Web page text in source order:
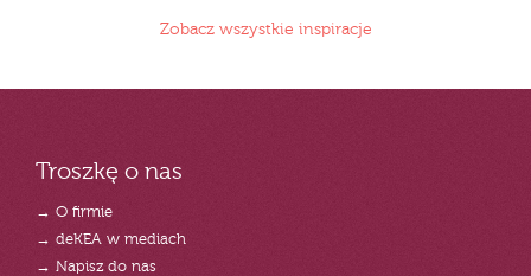
Zobacz wszystkie inspiracje
Troszkę o nas
→ O firmie
→ deKEA w mediach
→ Napisz do nas